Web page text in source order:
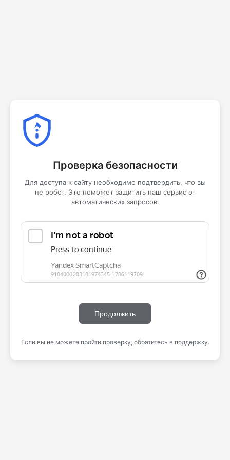
Проверка безопасности
Для доступа к сайту необходимо подтвердить, что вы
не робот. Это поможет защитить наш сервис от
автоматических запросов.
Продолжить
Если вы не можете пройти проверку, обратитесь в поддержку.